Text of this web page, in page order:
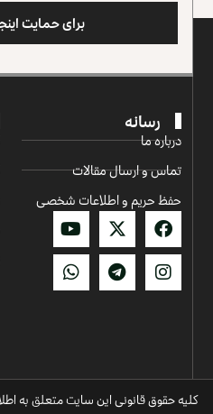
برای حمایت
رسانه
درباره ما
تماس و ارسال مقالات
حفظ حریم و اطلاعات شخصی
کلیه حقوق قانونی این سایت متعلق به